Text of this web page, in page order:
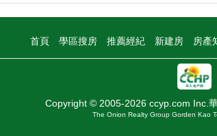
首頁 學區搜房 推薦經紀 新建房 房產
Copyright © 2005-2026 ccyp.com Inc.
The Onion Realty Group Gorden Kao